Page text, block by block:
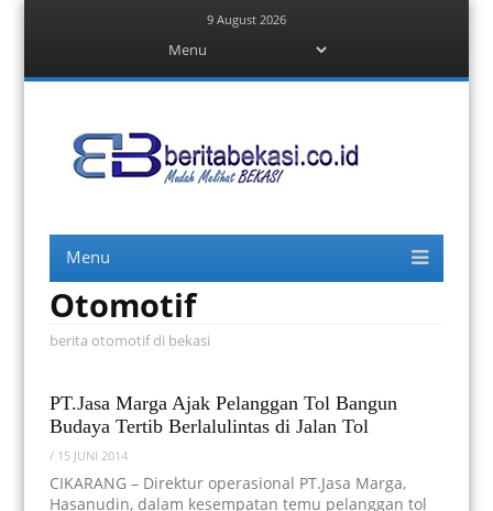
9 August 2026
content
Berita Bekasi
Menu
content
Otomotif
berita otomotif di bekasi
PT.Jasa Marga Ajak Pelanggan Tol Bangun
Budaya Tertib Berlalulintas di Jalan Tol
/ 15 JUNI 2014
CIKARANG – Direktur operasional PT.Jasa Marga,
Hasanudin, dalam kesempatan temu pelanggan tol